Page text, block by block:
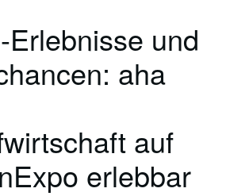
Erlebnisse und
aha
auf
erlebbar